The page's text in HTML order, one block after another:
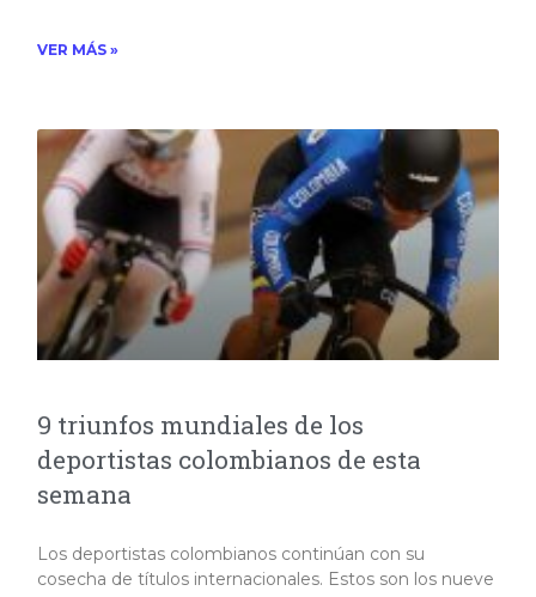
VER MÁS »
9 triunfos mundiales de los
deportistas colombianos de esta
semana
Los deportistas colombianos continúan con su
cosecha de títulos internacionales. Estos son los nueve